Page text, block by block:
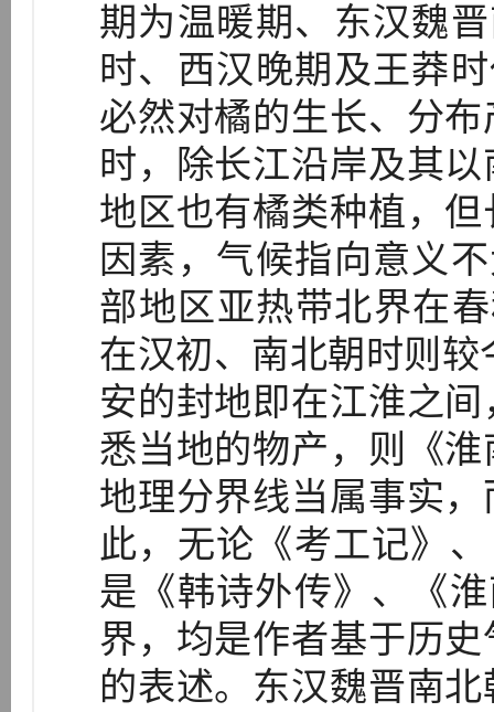
期为温暖期、东汉魏
时、西汉晚期及王莽
必然对橘的生长、分
时，除长江沿岸及其
地区也有橘类种植，
因素，气候指向意义
部地区亚热带北界在
在汉初、南北朝时则
安的封地即在江淮之
悉当地的物产，则《
地理分界线当属事实
此，无论《考工记》
是《韩诗外传》、《
界，均是作者基于历
的表述。东汉魏晋南